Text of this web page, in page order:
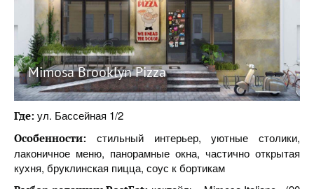
Mimosa Brooklyn Pizza
Где: ул. Бассейная 1/2
Особенности: стильный интерьер, уютные столики,
лаконичное меню, панорамные окна, частично открытая
кухня, бруклинская пицца, соус к бортикам